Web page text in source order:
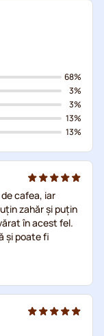
68%
3%
3%
13%
13%
cafea, iar
zahăr și puțin
în acest fel.
și poate fi